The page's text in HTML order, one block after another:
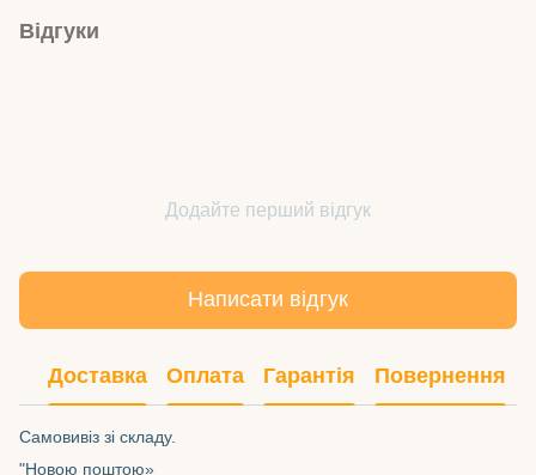
Відгуки
Додайте перший відгук
Написати відгук
Доставка Оплата Гарантія Повернення
Самовивіз зі складу.
"Новою поштою»